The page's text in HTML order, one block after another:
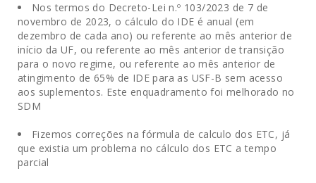
Nos termos do Decreto-Lei n.º 103/2023 de 7 de
novembro de 2023, o cálculo do IDE é anual (em
dezembro de cada ano) ou referente ao mês anterior de
início da UF, ou referente ao mês anterior de transição
para o novo regime, ou referente ao mês anterior de
atingimento de 65% de IDE para as USF-B sem acesso
aos suplementos. Este enquadramento foi melhorado no
SDM
Fizemos correções na fórmula de calculo dos ETC, já
que existia um problema no cálculo dos ETC a tempo
parcial